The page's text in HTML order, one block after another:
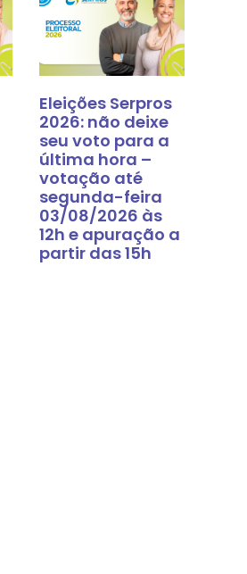
Eleições Serpros
2026: não deixe
seu voto para a
última hora –
votação até
segunda-feira
03/08/2026 às
12h e apuração a
partir das 15h